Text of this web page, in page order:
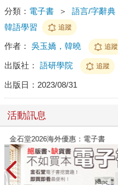
分類： 電子書 ＞ 語言/字辭典
韓語學習
追蹤
作者： 吳玉嬌，韓曉 追蹤
出版社： 語研學院 追蹤
出版日： 2023/08/31
活動訊息
金石堂2026海外優惠：電子書